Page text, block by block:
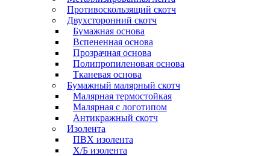
Противоскользящий скотч
Двухсторонний скотч
Бумажная основа
Вспененная основа
Прозрачная основа
Полипропиленовая основа
Тканевая основа
Бумажный малярный скотч
Малярная термостойкая
Малярная с логотипом
Антикражный скотч
Изолента
ПВХ изолента
Х/Б изолента